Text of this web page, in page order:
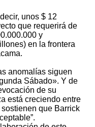
unos $ 12
que requerirá de
y
en la frontera
anomalías siguen
Sábado». Y de
de su
está creciendo entre
que Barrick